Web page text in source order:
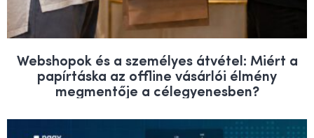
Webshopok és a személyes átvétel: Miért a
papírtáska az offline vásárlói élmény
megmentője a célegyenesben?